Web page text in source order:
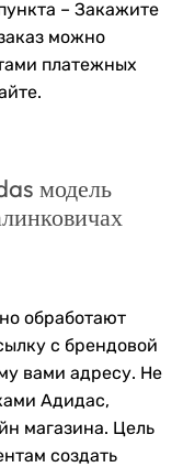
– Закажите
можно
платежных
модель
обработают
с брендовой
вами адресу. Не
Адидас,
магазина. Цель
создать